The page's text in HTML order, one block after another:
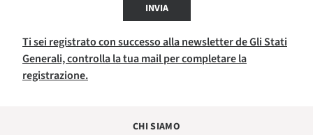
INVIA
Ti sei registrato con successo alla newsletter de Gli Stati
Generali, controlla la tua mail per completare la
registrazione.
CHI SIAMO